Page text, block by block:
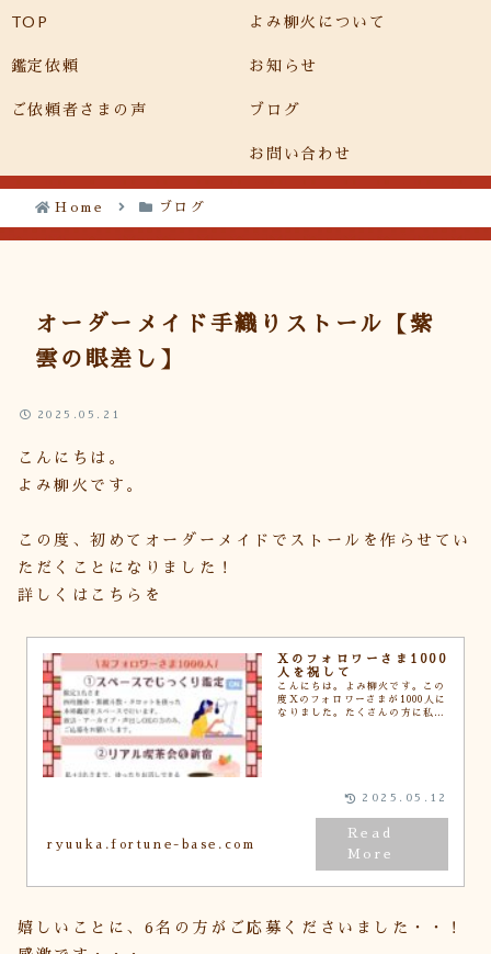
TOP よみ柳火について
鑑定依頼 お知らせ
ご依頼者さまの声 ブログ
お問い合わせ
Home ブログ
オーダーメイド手織りストール【紫
雲の眼差し】
2025.05.21
こんにちは。
よみ柳火です。
この度、初めてオーダーメイドでストールを作らせてい
ただくことになりました！
詳しくはこちらを
Xのフォロワーさま1000
人を祝して
こんにちは。よみ柳火です。この
度Xのフォロワーさまが1000人に
なりました。たくさんの方に私の
ryuuka.fortune-base.com
2025.05.12
嬉しいことに、6名の方がご応募くださいました・・！